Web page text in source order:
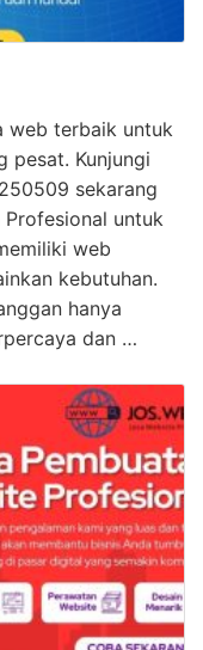
web terbaik untuk
pesat. Kunjungi
sekarang
Profesional untuk
web
kebutuhan.
hanya
dan …